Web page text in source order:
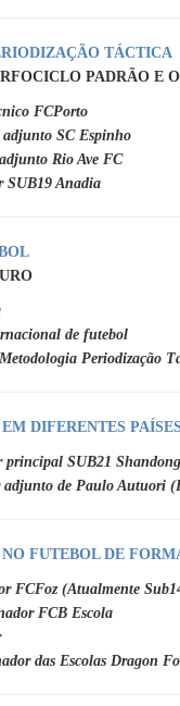
TÁCTICA
PADRÃO E
FCPorto
adjunto SC Espinho
Rio Ave FC
SUB19 Anadia
de futebol
Periodização
DIFERENTES
principal SUB21
adjunto de Paulo Autuori
FUTEBOL DE
FCFoz (Atualmente
FCB Escola
das Escolas Dragon